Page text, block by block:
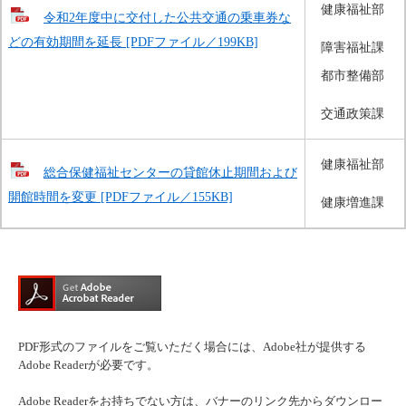
令和2年度中に交付した公共交通の乗車券な
どの有効期間を延長 [PDFファイル／199KB]
健康福祉部
障害福祉課
都市整備部
交通政策課
総合保健福祉センターの貸館休止期間および
開館時間を変更 [PDFファイル／155KB]
健康福祉部
健康増進課
PDF形式のファイルをご覧いただく場合には、Adobe社が提供する
Adobe Readerが必要です。
Adobe Readerをお持ちでない方は、バナーのリンク先からダウンロー